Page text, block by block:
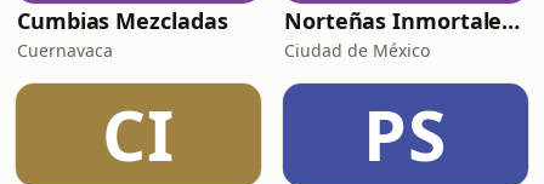
Cumbias Mezcladas
Cuernavaca
Norteñas Inmortales Radio
Ciudad de México
CI PS